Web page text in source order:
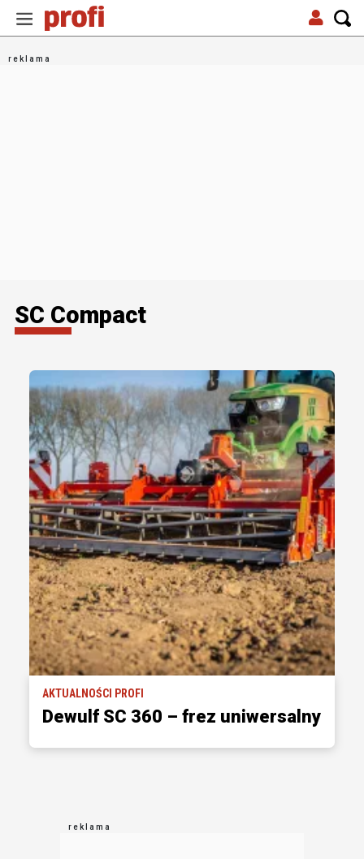
SC Compact
AKTUALNOŚCI PROFI
Dewulf SC 360 – frez uniwersalny